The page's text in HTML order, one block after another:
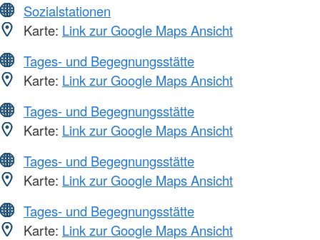
Sozialstationen
Karte: Link zur Google Maps Ansicht
Tages- und Begegnungsstätte
Karte: Link zur Google Maps Ansicht
Tages- und Begegnungsstätte
Karte: Link zur Google Maps Ansicht
Tages- und Begegnungsstätte
Karte: Link zur Google Maps Ansicht
Tages- und Begegnungsstätte
Karte: Link zur Google Maps Ansicht